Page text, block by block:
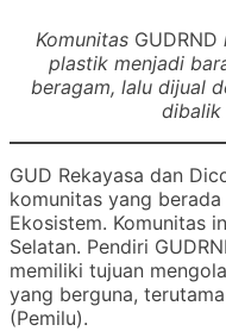
Komunitas GUDRND
plastik menjadi
beragam, lalu dijual
dibalik
GUD Rekayasa dan
komunitas yang
Ekosistem. Komunitas
Selatan. Pendiri
memiliki tujuan
yang berguna,
(Pemilu).